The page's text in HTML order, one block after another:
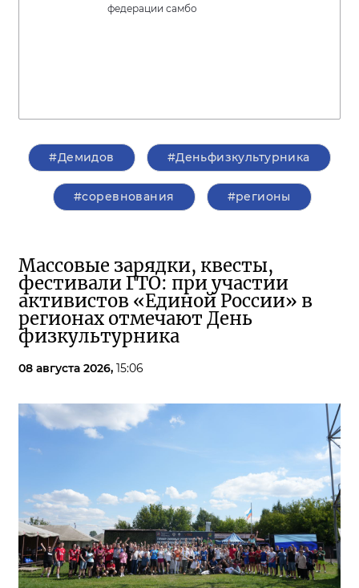
федерации самбо
#Демидов #Деньфизкультурника
#соревнования #регионы
Массовые зарядки, квесты,
фестивали ГТО: при участии
активистов «Единой России» в
регионах отмечают День
физкультурника
08 августа 2026, 15:06